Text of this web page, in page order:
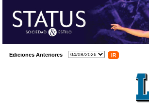
Ediciones Anteriores